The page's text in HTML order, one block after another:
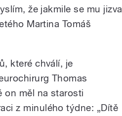
že jakmile se mu jizva
Martina Tomáš
které chválí, je
Thomas
on měl na starosti
z minulého týdne: „Dítě